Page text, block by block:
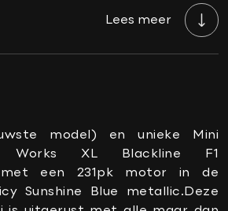
231 PK
1305 KG
Ja, dealeronderhouden
6.5 L/100KM
stoel(en) met geheugen
Lees meer
model) en unieke Mini
Works XL Blackline F1
een 231pk motor in de
Sunshine Blue metallic.Deze